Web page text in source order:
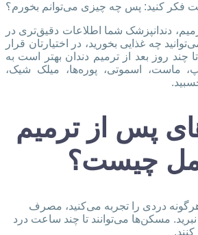
فکر کنید: پس چه چیزی می‌توانم بخورم؟
دندانپزشک شما اطلاعات دقیق‌تری در
چه غذایی بخورید، در اختیارتان قرار
چند روز بعد از ترمیم دندان بهتر است به
ماست، اسموتی، پوره‌ها، میلک شیک،
پس از ترمیم
چیست؟
هرگونه دردی را تجربه می‌کنید، مصرف
مسکن‌ها می‌توانند تا چند ساعت درد